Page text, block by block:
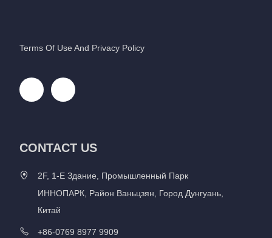
Terms Of Use And Privacy Policy
CONTACT US
2F, 1-Е Здание, Промышленный Парк
ИННОПАРК, Район Ваньцзян, Город Дунгуань,
Китай
+86-0769 8977 9909